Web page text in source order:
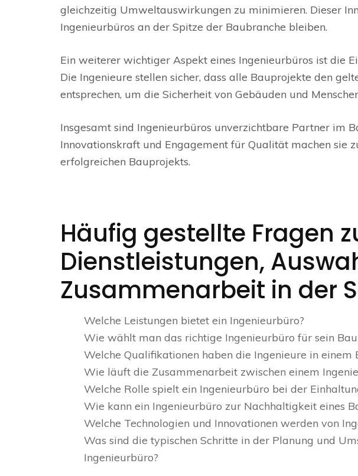
gleichzeitig Umweltauswirkungen zu minimieren. Dieser
Ingenieurbüros an der Spitze der Baubranche bleiben.
Ein weiterer wichtiger Aspekt eines Ingenieurbüros ist die
Die Ingenieure stellen sicher, dass alle Bauprojekte den
entsprechen, um die Sicherheit von Gebäuden und
Insgesamt sind Ingenieurbüros unverzichtbare Partner im
Innovationskraft und Engagement für Qualität machen sie
erfolgreichen Bauprojekts.
Häufig gestellte Fragen
Dienstleistungen,
Zusammenarbeit in der
Welche Leistungen bietet ein Ingenieurbüro?
Wie wählt man das richtige Ingenieurbüro für sein
Welche Qualifikationen haben die Ingenieure in einem
Wie läuft die Zusammenarbeit zwischen einem
Welche Rolle spielt ein Ingenieurbüro bei der
Wie kann ein Ingenieurbüro zur Nachhaltigkeit eines
Welche Technologien und Innovationen werden von
Was sind die typischen Schritte in der Planung und
Ingenieurbüro?